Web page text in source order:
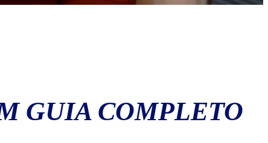
GUIA COMPLETO